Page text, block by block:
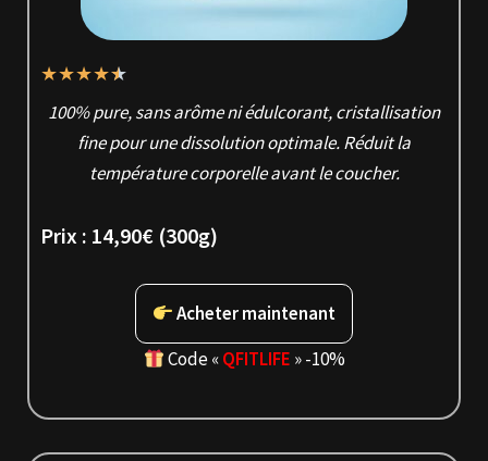
★★★★★
100% pure, sans arôme ni édulcorant, cristallisation
fine pour une dissolution optimale. Réduit la
température corporelle avant le coucher.
Prix : 14,90€ (300g)
Acheter maintenant
Code «QFITLIFE » -10%